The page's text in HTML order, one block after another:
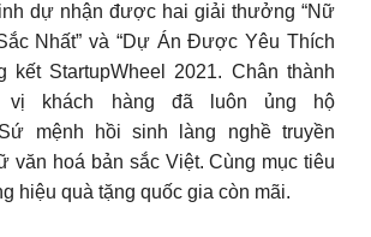
dự nhận được hai giải thưởng “Nữ
Nhất” và “Dự Án Được Yêu Thích
kết StartupWheel 2021. Chân thành
khách hàng đã luôn ủng hộ
Sứ mệnh hồi sinh làng nghề truyền
văn hoá bản sắc Việt. Cùng mục tiêu
hiệu quà tặng quốc gia còn mãi.